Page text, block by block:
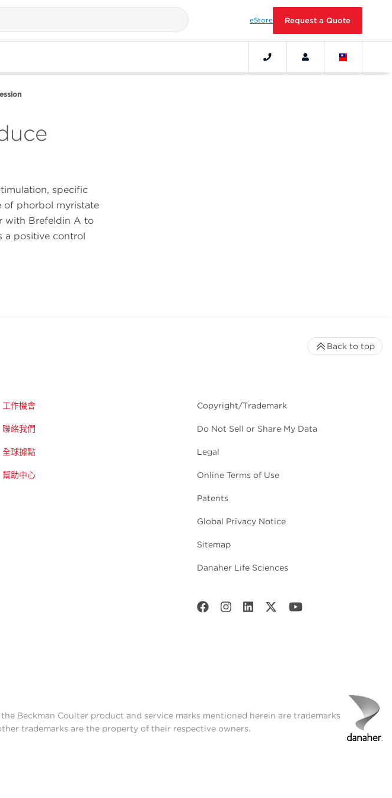
eStore Request a Quote
specific
of phorbol myristate
with Brefeldin A to
a positive control
工作機會
聯絡我們
全球據點
幫助中心
Copyright/Trademark
Do Not Sell or Share My Data
Legal
Online Terms of Use
Patents
Global Privacy Notice
Sitemap
Danaher Life Sciences
Back to top
Beckman Coulter product and service marks mentioned herein are trademarks
trademarks are the property of their respective owners.